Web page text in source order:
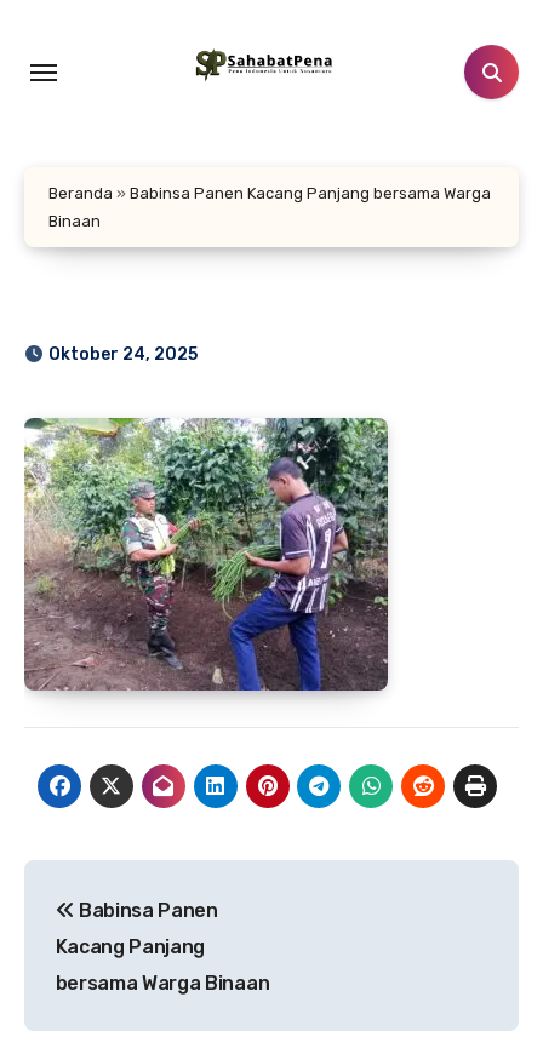
konten
Beranda » Babinsa Panen Kacang Panjang bersama Warga
Binaan
Oktober 24, 2025
pos
Babinsa Panen
Kacang Panjang
bersama Warga Binaan